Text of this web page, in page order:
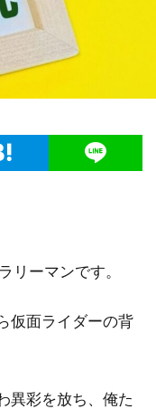
リーマンです。
仮面ライダーの背
異彩を放ち、俺た